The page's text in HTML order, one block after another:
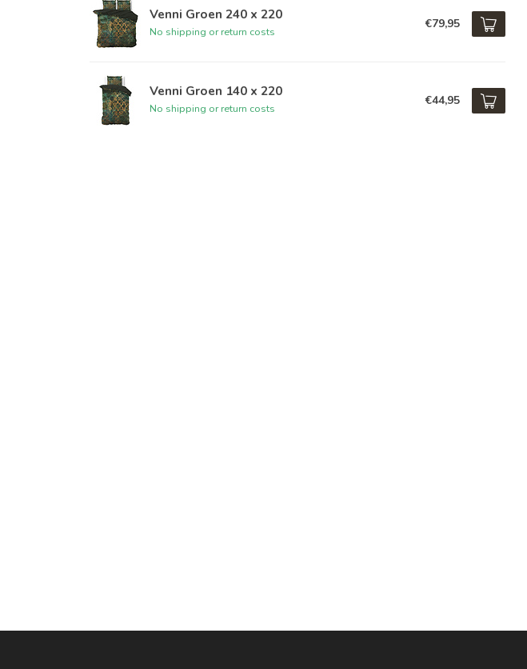
Venni Groen 240 x 220
No shipping or return costs
€79,95
Venni Groen 140 x 220
No shipping or return costs
€44,95